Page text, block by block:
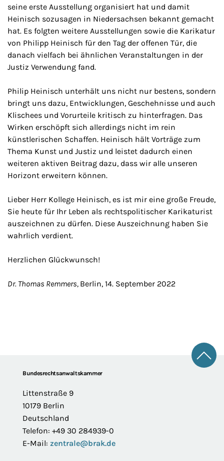
seine erste Ausstellung organisiert hat und damit
Heinisch sozusagen in Niedersachsen bekannt gemacht
hat. Es folgten weitere Ausstellungen sowie die Karikatur
von Philipp Heinisch für den Tag der offenen Tür, die
danach vielfach bei ähnlichen Veranstaltungen in der
Justiz Verwendung fand.
Philip Heinisch unterhält uns nicht nur bestens, sondern
bringt uns dazu, Entwicklungen, Geschehnisse und auch
Klischees und Vorurteile kritisch zu hinterfragen. Das
Wirken erschöpft sich allerdings nicht im rein
künstlerischen Schaffen. Heinisch hält Vorträge zum
Thema Kunst und Justiz und leistet dadurch einen
weiteren aktiven Beitrag dazu, dass wir alle unseren
Horizont erweitern können.
Lieber Herr Kollege Heinisch, es ist mir eine große Freude,
Sie heute für Ihr Leben als rechtspolitischer Karikaturist
auszeichnen zu dürfen. Diese Auszeichnung haben Sie
wahrlich verdient.
Herzlichen Glückwunsch!
Dr. Thomas Remmers, Berlin, 14. September 2022
FooterBundesrechtsanwaltskammer
Littenstraße 9
10179 Berlin
Deutschland
Telefon: +49 30 284939-0
E-Mail: zentrale@brak.de